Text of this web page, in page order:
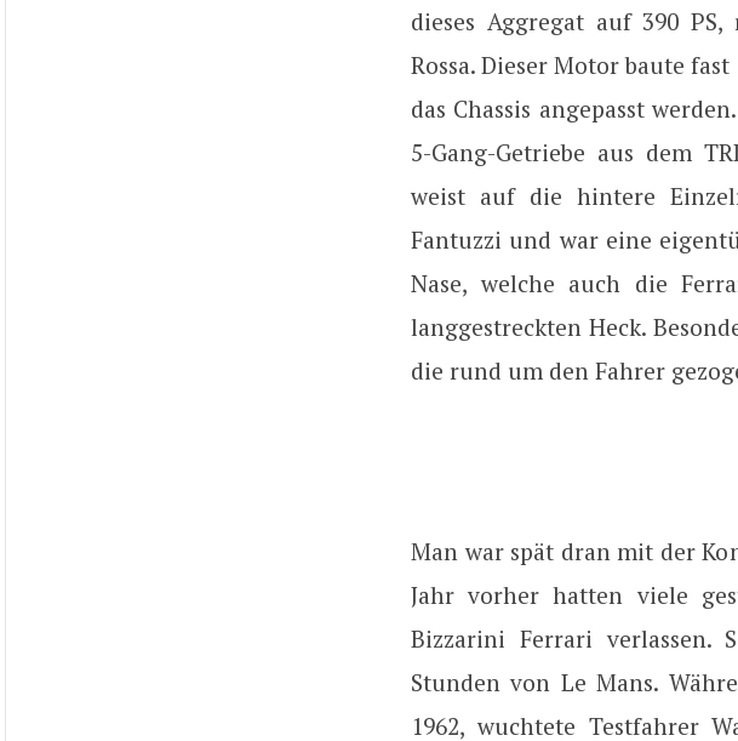
dieses Aggregat auf 390
Rossa. Dieser Motor baute
das Chassis angepasst
5-Gang-Getriebe aus dem
weist auf die hintere
Fantuzzi und war eine
Nase, welche auch die
langgestreckten Heck.
die rund um den Fahrer
Man war spät dran mit der
Jahr vorher hatten viele
Bizzarini Ferrari
Stunden von Le Mans.
1962, wuchtete Testfahrer